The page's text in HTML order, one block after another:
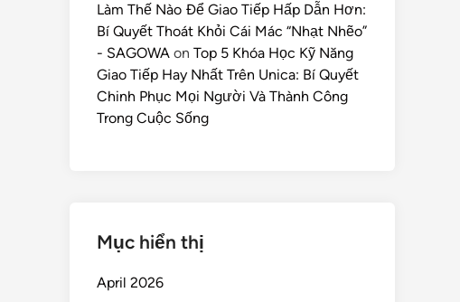
Làm Thế Nào Để Giao Tiếp Hấp Dẫn Hơn:
Bí Quyết Thoát Khỏi Cái Mác “Nhạt Nhẽo”
- SAGOWA on Top 5 Khóa Học Kỹ Năng
Giao Tiếp Hay Nhất Trên Unica: Bí Quyết
Chinh Phục Mọi Người Và Thành Công
Trong Cuộc Sống
Mục hiển thị
April 2026